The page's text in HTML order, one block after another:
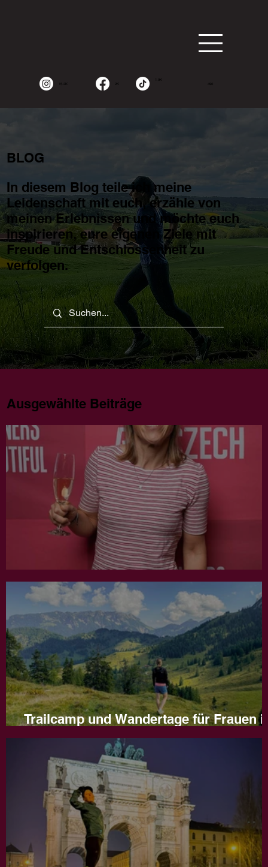
15.2K 2K
1.9K
490
BLOG
In diesem Blog teile ich meine
Leidenschaft mit euch, erzähle von
meinen Erlebnissen und möchte euch
inspirieren, eure eigenen Ziele mit
Freude und Entschlossenheit zu
verfolgen.
Ausgewählte Beiträge
Jahresrückblick 2025
Trailcamp und Wandertage für Frauen
Naturns